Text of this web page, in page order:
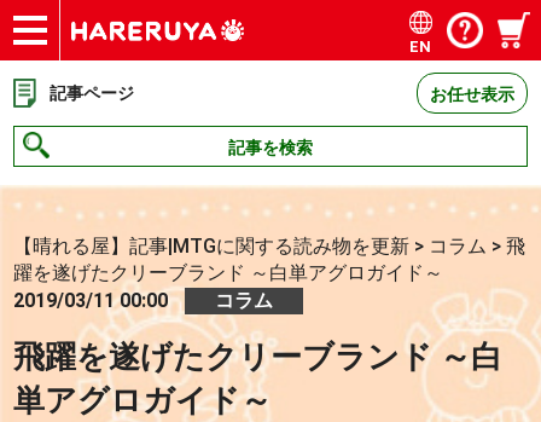
ショップ
買取
記事
デッキ検索
デッキ構築
選手一覧
店舗一覧
イベント
お問い合わせ
EN
記事ページ お任せ表示
記事を検索
【晴れる屋】記事|MTGに関する読み物を更新 > コラム >飛
躍を遂げたクリーブランド ～白単アグロガイド～
2019/03/11 00:00
コラム
飛躍を遂げたクリーブランド ～白
単アグロガイド～